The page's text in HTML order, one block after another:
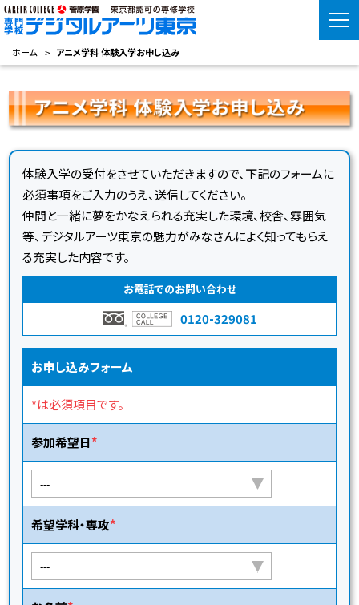
ホーム アニメ学科 体験入学お申し込み
体験入学の受付をさせていただきますので、下記のフォームに
必須事項をご入力のうえ、送信してください。
仲間と一緒に夢をかなえられる充実した環境、校舎、雰囲気
等、デジタルアーツ東京の魅力がみなさんによく知ってもらえ
る充実した内容です。
お電話でのお問い合わせ
0120-329081
お申し込みフォーム
*は必須項目です。
参加希望日
希望学科・専攻